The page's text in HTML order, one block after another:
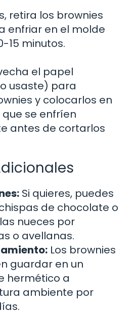
retira los brownies
enfriar en el molde
15 minutos.
el papel
usaste) para
y colocarlos en
se enfríen
antes de cortarlos
Si quieres, puedes
de chocolate o
nueces por
o avellanas.
Los brownies
guardar en un
hermético a
ambiente por